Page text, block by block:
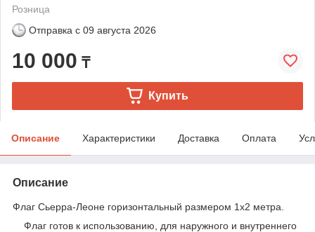
Розница
Отправка с 09 августа 2026
10 000 ₸
Купить
Описание Характеристики Доставка Оплата
Описание
Флаг Сьерра-Леоне горизонтальный размером 1х2 метра.
Флаг готов к использованию, для наружного и внутреннего